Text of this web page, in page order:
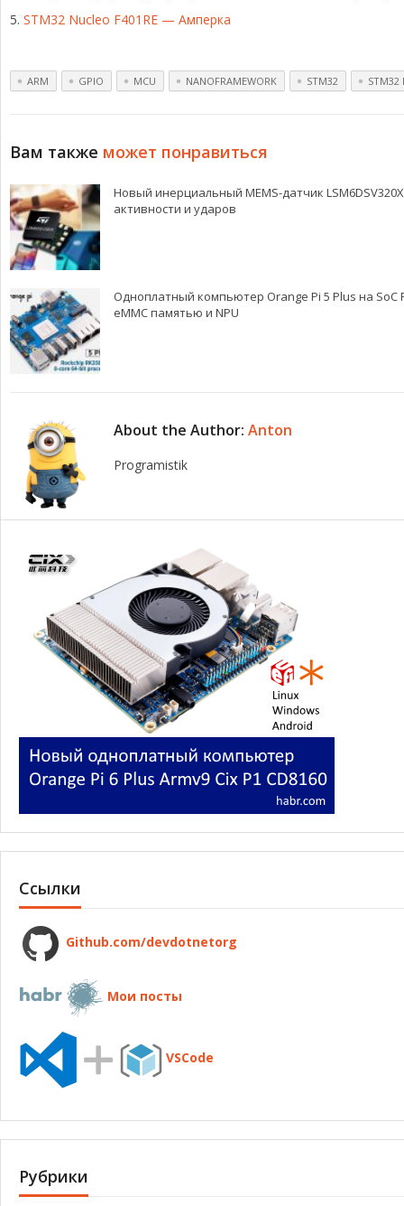
STM32 Nucleo F401RE — Амперка
ARM GPIO MCU NANOFRAMEWORK STM32 STM32
Вам также может понравиться
Новый инерциальный MEMS-датчик
активности и ударов
Одноплатный компьютер Orange Pi 5 Plus на SoC
eMMC памятью и NPU
About the Author: Anton
Programistik
Ссылки
Github.com/devdotnetorg
Мои посты
VSCode
Рубрики